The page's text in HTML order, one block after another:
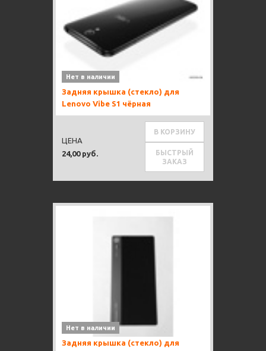
Нет в наличии
Задняя крышка (стекло) для
Lenovo Vibe S1 чёрная
24,00 руб.
ЦЕНА
В КОРЗИНУ
БЫСТРЫЙ
ЗАКАЗ
Нет в наличии
Задняя крышка (стекло) для